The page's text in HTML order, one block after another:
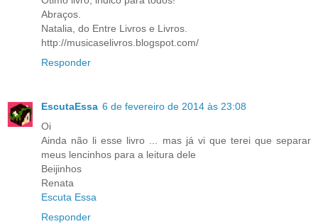
Abraços.
Natalia, do Entre Livros e Livros.
http://musicaselivros.blogspot.com/
Responder
EscutaEssa 6 de fevereiro de 2014 às 23:08
Oi
Ainda não li esse livro ... mas já vi que terei que separar
meus lencinhos para a leitura dele
Beijinhos
Renata
Escuta Essa
Responder